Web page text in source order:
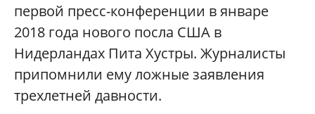
первой пресс-конференции в январе
2018 года нового посла США в
Нидерландах Пита Хустры. Журналисты
припомнили ему ложные заявления
трехлетней давности.